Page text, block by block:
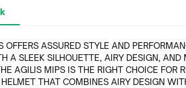
OFFERS ASSURED STYLE AND
A SLEEK SILHOUETTE, AIRY DESIGN, AND
THAT COMBINES AIRY DESIGN